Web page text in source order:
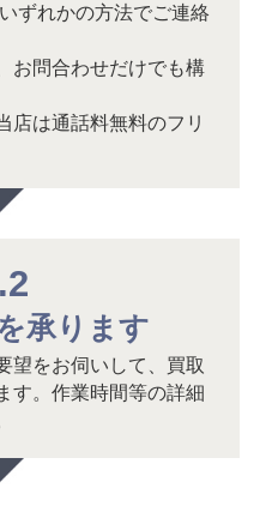
ずれかの方法でご連絡
お問合わせだけでも構
店は通話料無料のフリ
承ります
望をお伺いして、買取
す。作業時間等の詳細